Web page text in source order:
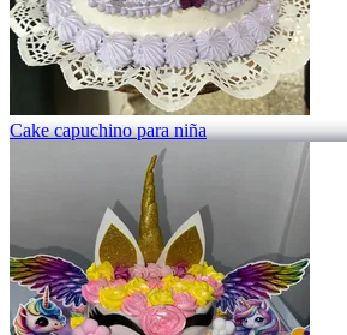
Cake capuchino para niña